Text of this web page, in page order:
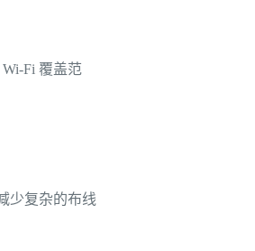
Fi 覆盖范
少复杂的布线